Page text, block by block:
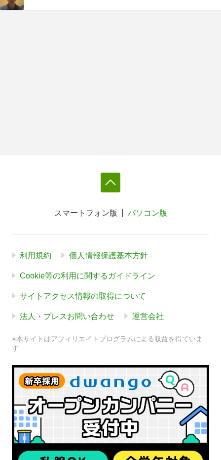
スマートフォン版 パソコン版
利用規約 個人情報保護基本方針
Cookie等の利用に関するガイドライン
サイトアクセス情報の取得について
法人・プレスお問い合わせ 運営会社
※本サイトはアフィリエイトプログラムによる収益を得ていま
す